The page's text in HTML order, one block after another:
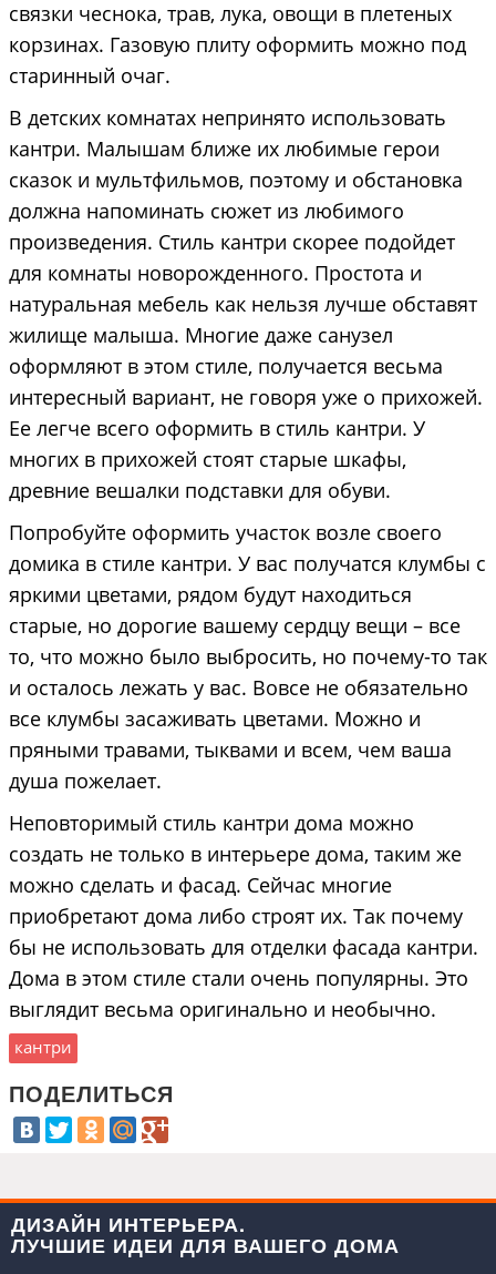
связки чеснока, трав, лука, овощи в плетеных
корзинах. Газовую плиту оформить можно под
старинный очаг.
В детских комнатах непринято использовать
кантри. Малышам ближе их любимые герои
сказок и мультфильмов, поэтому и обстановка
должна напоминать сюжет из любимого
произведения. Стиль кантри скорее подойдет
для комнаты новорожденного. Простота и
натуральная мебель как нельзя лучше обставят
жилище малыша. Многие даже санузел
оформляют в этом стиле, получается весьма
интересный вариант, не говоря уже о прихожей.
Ее легче всего оформить в стиль кантри. У
многих в прихожей стоят старые шкафы,
древние вешалки подставки для обуви.
Попробуйте оформить участок возле своего
домика в стиле кантри. У вас получатся клумбы с
яркими цветами, рядом будут находиться
старые, но дорогие вашему сердцу вещи – все
то, что можно было выбросить, но почему-то так
и осталось лежать у вас. Вовсе не обязательно
все клумбы засаживать цветами. Можно и
пряными травами, тыквами и всем, чем ваша
душа пожелает.
Неповторимый стиль кантри дома можно
создать не только в интерьере дома, таким же
можно сделать и фасад. Сейчас многие
приобретают дома либо строят их. Так почему
бы не использовать для отделки фасада кантри.
Дома в этом стиле стали очень популярны. Это
выглядит весьма оригинально и необычно.
кантри
ПОДЕЛИТЬСЯ
ДИЗАЙН ИНТЕРЬЕРА.
ЛУЧШИЕ ИДЕИ ДЛЯ ВАШЕГО ДОМА